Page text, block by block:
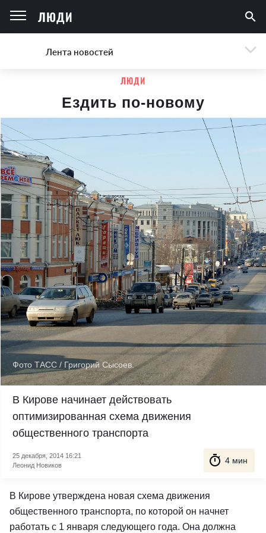
ЛЮДИ
Лента новостей
ЛЮДИ
Ездить по-новому
Фото ТАСС / Григорий Сысоев.
В Кирове начинает действовать
оптимизированная схема движения
общественного транспорта
Леонид Новиков
25 декабря, 2014 16:21
4 мин
В Кирове утверждена новая схема движения
общественного транспорта, по которой он начнет
работать с 1 января следующего года. Она должна